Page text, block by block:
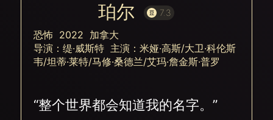
珀尔 7.3
恐怖 2022 加拿大
导演：缇·威斯特 主演：米娅·高斯/大卫·科伦斯
韦/坦蒂·莱特/马修·桑德兰/艾玛·詹金斯·普罗
“整个世界都会知道我的名字。”